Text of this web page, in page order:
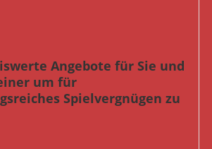
Angebote für Sie und
um für
Spielvergnügen zu